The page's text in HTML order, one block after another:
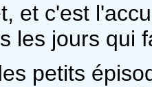
et c'est
les jours qui
petits